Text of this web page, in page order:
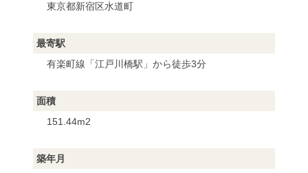
東京都新宿区水道町
最寄駅
有楽町線「江戸川橋駅」から徒歩3分
面積
151.44m2
築年月